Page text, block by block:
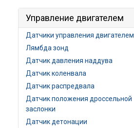
Управление двигателем
Датчики управления двигателем
Лямбда зонд
Датчик давления наддува
Датчик коленвала
Датчик распредвала
Датчик положения дроссельной
заслонки
Датчик детонации